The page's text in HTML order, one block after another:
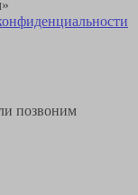
позвоним